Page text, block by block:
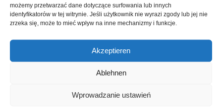
możemy przetwarzać dane dotyczące surfowania lub innych
identyfikatorów w tej witrynie. Jeśli użytkownik nie wyrazi zgody lub jej nie
zrzeka się, może to mieć wpływ na inne mechanizmy i funkcje.
Akzeptieren
Ablehnen
Wprowadzanie ustawień
Wycieczki z
przewodnikiem po Ebrach:
W poszukiwaniu
Handthalrunde do
Wędrówka z
BUND Natutrschutz